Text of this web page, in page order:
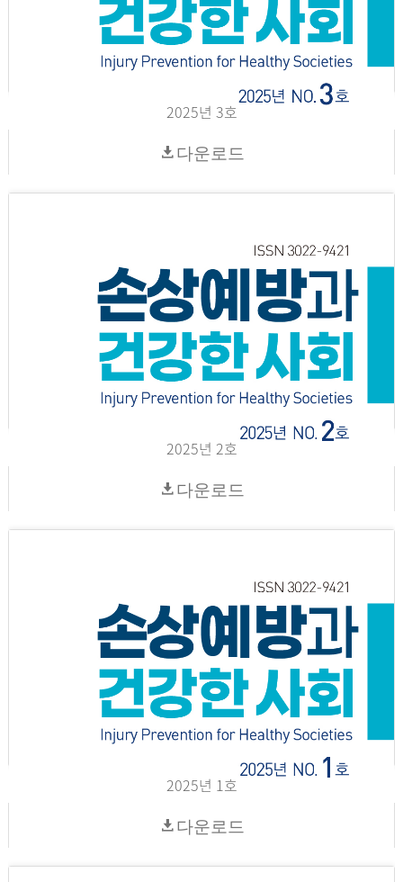
2025년 3호
다운로드
2025년 2호
다운로드
2025년 1호
다운로드